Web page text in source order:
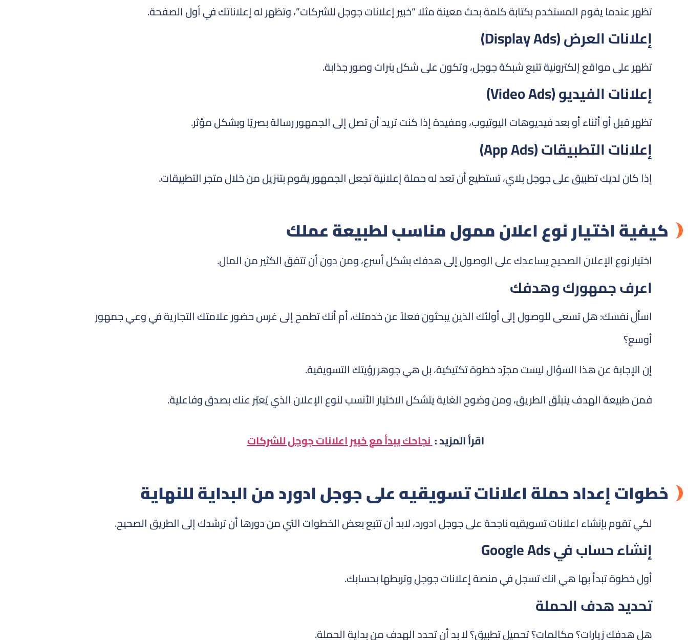
تظهر عندما يقوم المستخدم بكتابة كلمة بحث معينة مثلا “خبير إعلانات جوجل للشركات”، وتظهر له إعلاناتك في أول الصفحة.
إعلانات العرض (Display Ads)
تظهر على مواقع إلكترونية تتبع شبكة جوجل، وتكون على شكل بنرات وصور جذابة.
إعلانات الفيديو (Video Ads)
تظهر قبل أو أثناء أو بعد فيديوهات اليوتيوب، ومفيدة إذا كنت تريد أن تصل إلى الجمهور رسالة بصريًا وبشكل مؤثر.
إعلانات التطبيقات (App Ads)
إذا كان لديك تطبيق على جوجل بلاي، تستطيع أن تعد له حملة إعلانية تجعل الجمهور يقوم بتنزيل من خلال متجر التطبيقات.
كيفية اختيار نوع اعلان ممول مناسب لطبيعة عملك
اختيار نوع الإعلان الصحيح يساعدك على الوصول إلى هدفك بشكل أسرع، ومن دون أن تتفق الكثير من المال.
اعرف جمهورك وهدفك
اسأل نفسك: هل تسعى للوصول إلى أولئك الذين يبحثون فعلاً عن خدمتك، أم أنك تطمح إلى غرس حضور علامتك التجارية في وعي جمهور
أوسع؟
إن الإجابة عن هذا السؤال ليست مجرّد خطوة تكتيكية، بل هي جوهر رؤيتك التسويقية.
فمن طبيعة الهدف ينبثق الطريق، ومن وضوح الغاية يتشكل الاختيار الأنسب لنوع الإعلان الذي يُعبّر عنك بصدق وفاعلية.
اقرأ المزيد :نجاحك يبدأ مع خبير اعلانات جوجل للشركات
خطوات إعداد حملة اعلانات تسويقيه على جوجل ادورد من البداية للنهاية
لكي تقوم بإنشاء اعلانات تسويقيه ناجحة على جوجل ادورد، لابد أن تتبع بعض الخطوات التي من دورها أن ترشدك إلى الطريق الصحيح.
إنشاء حساب في Google Ads
أول خطوة تبدأ بها هي انك تسجل في منصة إعلانات جوجل وتربطها بحسابك.
تحديد هدف الحملة
هل هدفك زيارات؟ مكالمات؟ تحميل تطبيق؟ لا بد أن تحدد الهدف من بداية الحملة.